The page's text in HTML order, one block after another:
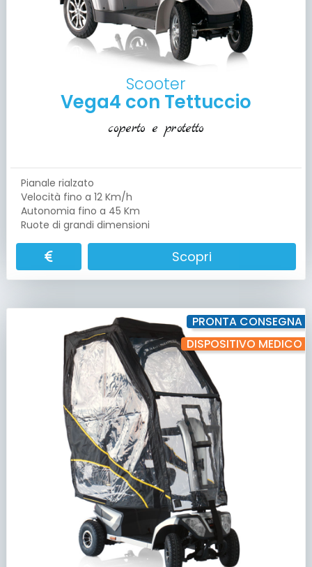
Scooter
Vega4 con Tettuccio
coperto e protetto
Pianale rialzato
Velocità fino a 12 Km/h
Autonomia fino a 45 Km
Ruote di grandi dimensioni
Scopri
PRONTA CONSEGNA
DISPOSITIVO MEDICO